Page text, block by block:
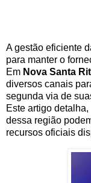
A gestão eficiente
para manter o
Em Nova Santa
diversos canais
segunda via de
Este artigo
dessa região
recursos oficiais